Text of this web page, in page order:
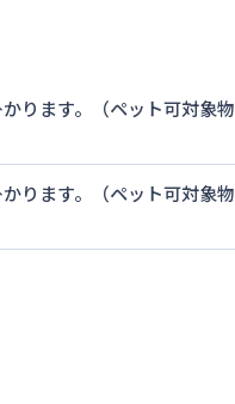
ります。（ペット可対象物
ります。（ペット可対象物